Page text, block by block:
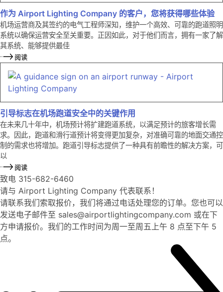
作为 Airport Lighting Company 的客户，您将获得哪些体验
机场运营商及其签约的电气工程师深知，维护一个高效、可靠的跑道照明
系统以确保运营安全至关重要。正因如此，对于他们而言，拥有一家了解
其系统、能够提供最佳
阅读
引导标志在机场跑道安全中的关键作用
在未来几十年中，机场预计将扩建跑道系统，以满足预计的旅客增长需
求。因此，跑道和滑行道预计将变得更加复杂，对准确可靠的地面交通控
制的需求也将增加。跑道引导标志提供了一种具有前瞻性的解决方案，可
以
阅读
致电 315-682-6460
请与 Airport Lighting Company 代表联系！
请联系我们索取报价，我们将通过电话处理您的订单。您也可以
发送电子邮件至 sales@airportlightingcompany.com 或在下
方申请报价。我们的工作时间为周一至周五上午 8 点至下午 5
点。